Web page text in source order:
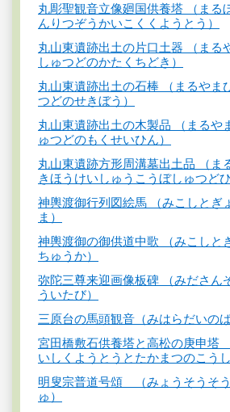
丸彫聖観音立像廻国供養塔 （まる
んりつぞうかいこくくようとう）
丸山東遺跡出土の片口土器 （まる
しゅつどのかたくちどき）
丸山東遺跡出土の石棒 （まるやま
つどのせきぼう）
丸山東遺跡出土の木製品 （まるや
ゅつどのもくせいひん）
丸山東遺跡方形周溝墓出土品 （ま
きほうけいしゅうこうぼしゅつどひ
神輿渡御行列図絵馬 （みこしとぎ
ま）
神輿渡御の御供道中歌 （みこしと
ちゅうか）
弥陀三尊来迎画像板碑 （みださん
ういたび）
三原台の馬頭観音（みはらだいの
宮田橋敷石供養塔と高松の庚申塔
いしくようとうとたかまつのこうし
明叟宗普道号頌 （みょうそうそ
ゅ）